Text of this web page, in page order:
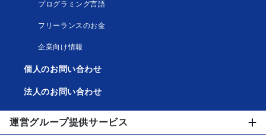
プログラミング言語
フリーランスのお金
企業向け情報
個人のお問い合わせ
法人のお問い合わせ
運営グループ提供サービス